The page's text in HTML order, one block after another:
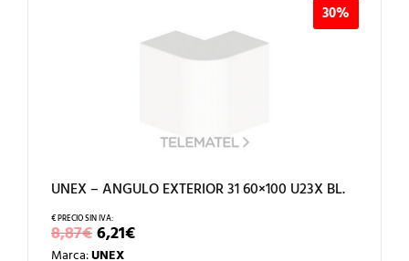
30%
UNEX – ANGULO EXTERIOR 31 60×100 U23X BL.
8,87€EL
PRECIO
6,21€EL
PRECIO
Marca:UNEX